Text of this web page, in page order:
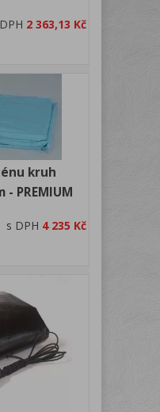
2 363,13 Kč
kruh
- PREMIUM
s DPH 4 235 Kč